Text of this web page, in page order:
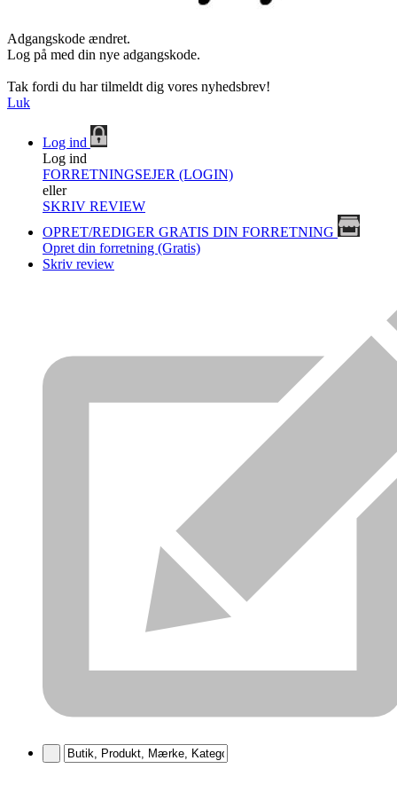
Adgangskode ændret.
Log på med din nye adgangskode.
Tak fordi du har tilmeldt dig vores nyhedsbrev!
Luk
Log ind
Log ind
FORRETNINGSEJER (LOGIN)
eller
SKRIV REVIEW
OPRET/REDIGER GRATIS DIN FORRETNING
Opret din forretning (Gratis)
Skriv review